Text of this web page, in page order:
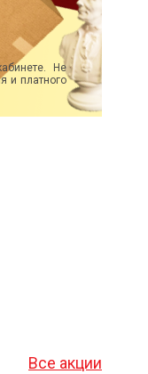
Не
и платного
Все акции